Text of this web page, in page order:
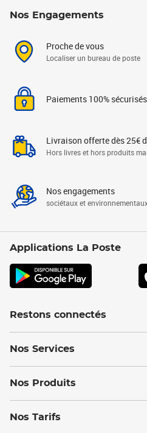
Nos Engagements
Proche de vous
Localiser un bureau de poste
Paiements 100% sécurisés
Livraison offerte dès 25€
Hors livres et hors produits
Nos engagements
sociétaux et
Applications La Poste
Restons connectés
Nos Services
Nos Produits
Nos Tarifs